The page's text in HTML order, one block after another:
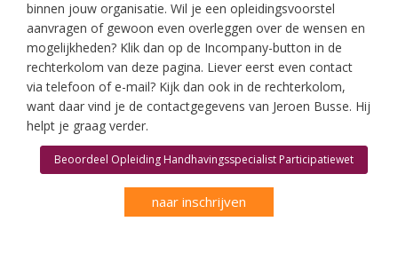
binnen jouw organisatie. Wil je een opleidingsvoorstel
aanvragen of gewoon even overleggen over de wensen en
mogelijkheden? Klik dan op de Incompany-button in de
rechterkolom van deze pagina. Liever eerst even contact
via telefoon of e-mail? Kijk dan ook in de rechterkolom,
want daar vind je de contactgegevens van Jeroen Busse. Hij
helpt je graag verder.
Beoordeel Opleiding Handhavingsspecialist Participatiewet
naar inschrijven